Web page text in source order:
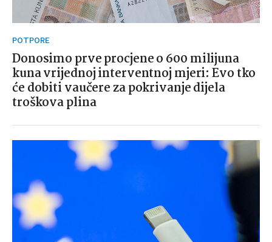
POTPORE
Donosimo prve procjene o 600 milijuna
kuna vrijednoj interventnoj mjeri: Evo tko
će dobiti vaučere za pokrivanje dijela
troškova plina